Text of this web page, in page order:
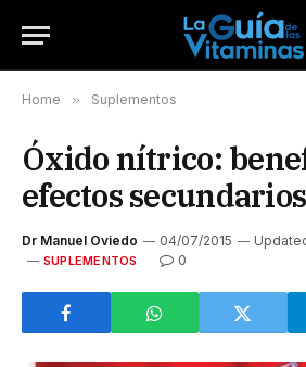
Home » Suplementos
Óxido nítrico:
efectos secundarios
Dr Manuel Oviedo 04/07/2015
SUPLEMENTOS 0